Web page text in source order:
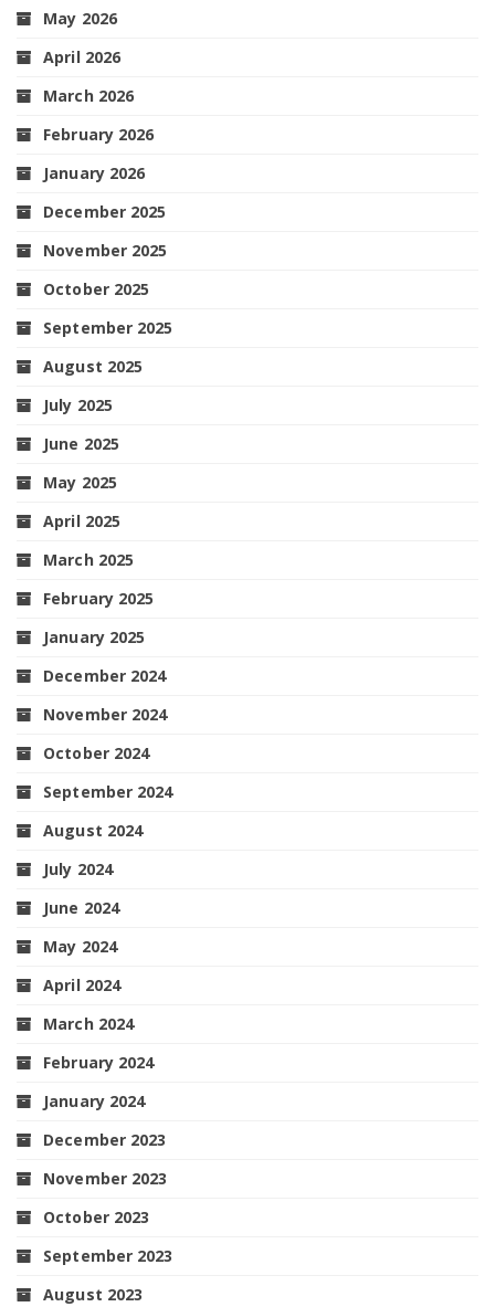
May 2026
April 2026
March 2026
February 2026
January 2026
December 2025
November 2025
October 2025
September 2025
August 2025
July 2025
June 2025
May 2025
April 2025
March 2025
February 2025
January 2025
December 2024
November 2024
October 2024
September 2024
August 2024
July 2024
June 2024
May 2024
April 2024
March 2024
February 2024
January 2024
December 2023
November 2023
October 2023
September 2023
August 2023